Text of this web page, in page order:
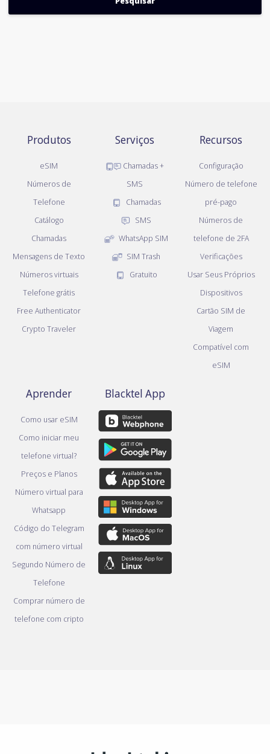
Produtos
eSIM
Números de
Telefone
Catálogo
Chamadas
Mensagens de Texto
Números virtuais
Telefone grátis
Free Authenticator
Crypto Traveler
Serviços
Chamadas +
SMS
Chamadas
SMS
WhatsApp SIM
SIM Trash
Gratuito
Recursos
Configuração
Número de telefone
pré-pago
Números de
telefone de 2FA
Verificações
Usar Seus Próprios
Dispositivos
Cartão SIM de
Viagem
Compatível com
eSIM
Aprender
Como usar eSIM
Como iniciar meu
telefone virtual?
Preços e Planos
Número virtual para
Whatsapp
Código do Telegram
com número virtual
Segundo Número de
Telefone
Comprar número de
telefone com cripto
Blacktel App